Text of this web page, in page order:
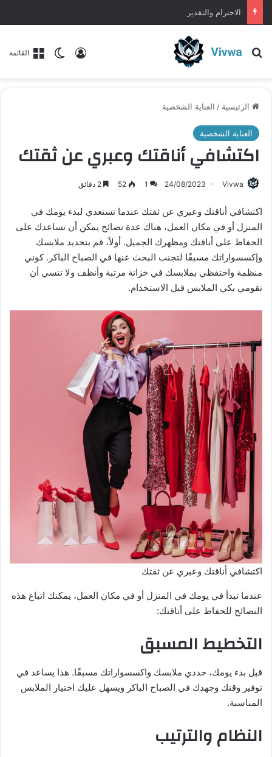
بناء علاقات متينة ومستدامة مع الآخرين
القائمةالوضع
تسجيل الدخول بحث عن
الرئيسية / العناية الشخصية
العناية الشخصية
اكتشافي أناقتك وعبري عن ثقتك
Vivwa
24/08/2023
1
52
اكتشافي أناقتك وعبري عن ثقتك عندما تستعدي لبدء يومك في
المنزل أو في مكان العمل، هناك عدة نصائح يمكن أن تساعدك على
الحفاظ على أناقتك ومظهرك الجميل. أولاً، قم بتحديد ملابسك
وإكسسواراتك مسبقًا لتجنب البحث عنها في الصباح الباكر. كوني
منظمة واحتفظي بملابسك في خزانة مرتبة وأنظف ولا تنسي أن
تقومي بكي الملابس قبل الاستخدام.
اكتشافي أناقتك وعبري عن ثقتك
عندما تبدأ في يومك في المنزل أو في مكان العمل، يمكنك اتباع هذه
النصائح للحفاظ على أناقتك:
التخطيط المسبق
قبل بدء يومك، حددي ملابسك واكسسواراتك مسبقًا. هذا يساعد في
توفير وقتك وجهدك في الصباح الباكر ويسهل عليك اختيار الملابس
المناسبة.
النظام والترتيب